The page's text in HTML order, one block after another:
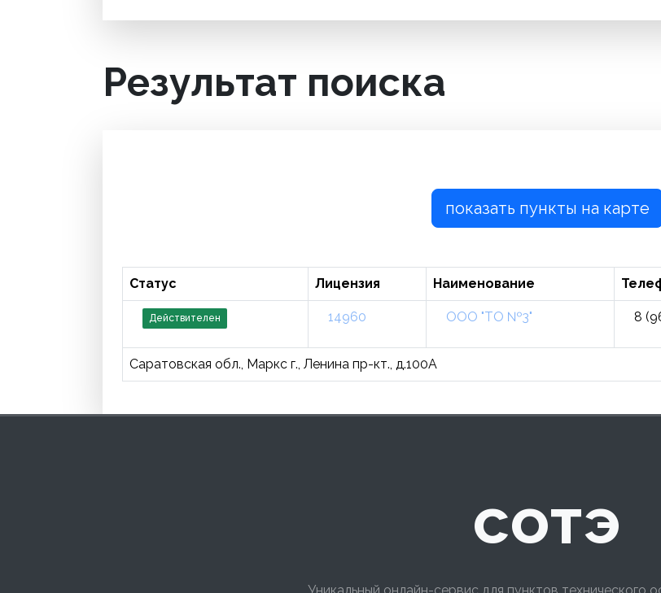
Результат поиска
показать пункты на карте
Статус Лицензия Наименование
Действителен 14960 ООО "ТО №3" 8
Саратовская обл., Маркс г., Ленина пр-кт., д.100А
сотэ